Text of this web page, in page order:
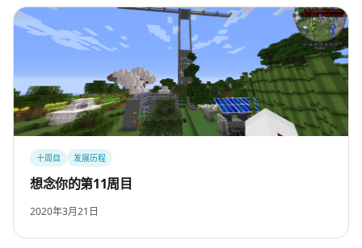
十周目 发展历程
想念你的第11周目
2020年3月21日